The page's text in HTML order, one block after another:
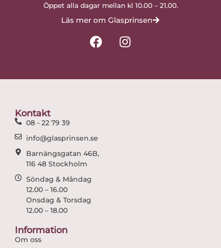
Öppet alla dagar mellan kl 10.00 – 21.00.
Läs mer om Glasprinsen
F
a
I
n
Kontakt
08 - 22 79 39
info@glasprinsen.se
Barnängsgatan 46B,
116 48 Stockholm
Söndag & Måndag
12.00 – 16.00
Onsdag & Torsdag
12.00 – 18.00
Information
Om oss